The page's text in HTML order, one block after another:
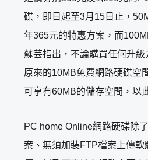
碟，即日起至3月15日止，
年365元的特惠方案，而
蘇芸指出，不論購買任何升
原來的10MB免費網路硬碟空
可享有60MB的儲存空間，以
PC home Online網路硬碟除
案、無須加裝FTP檔案上傳軟